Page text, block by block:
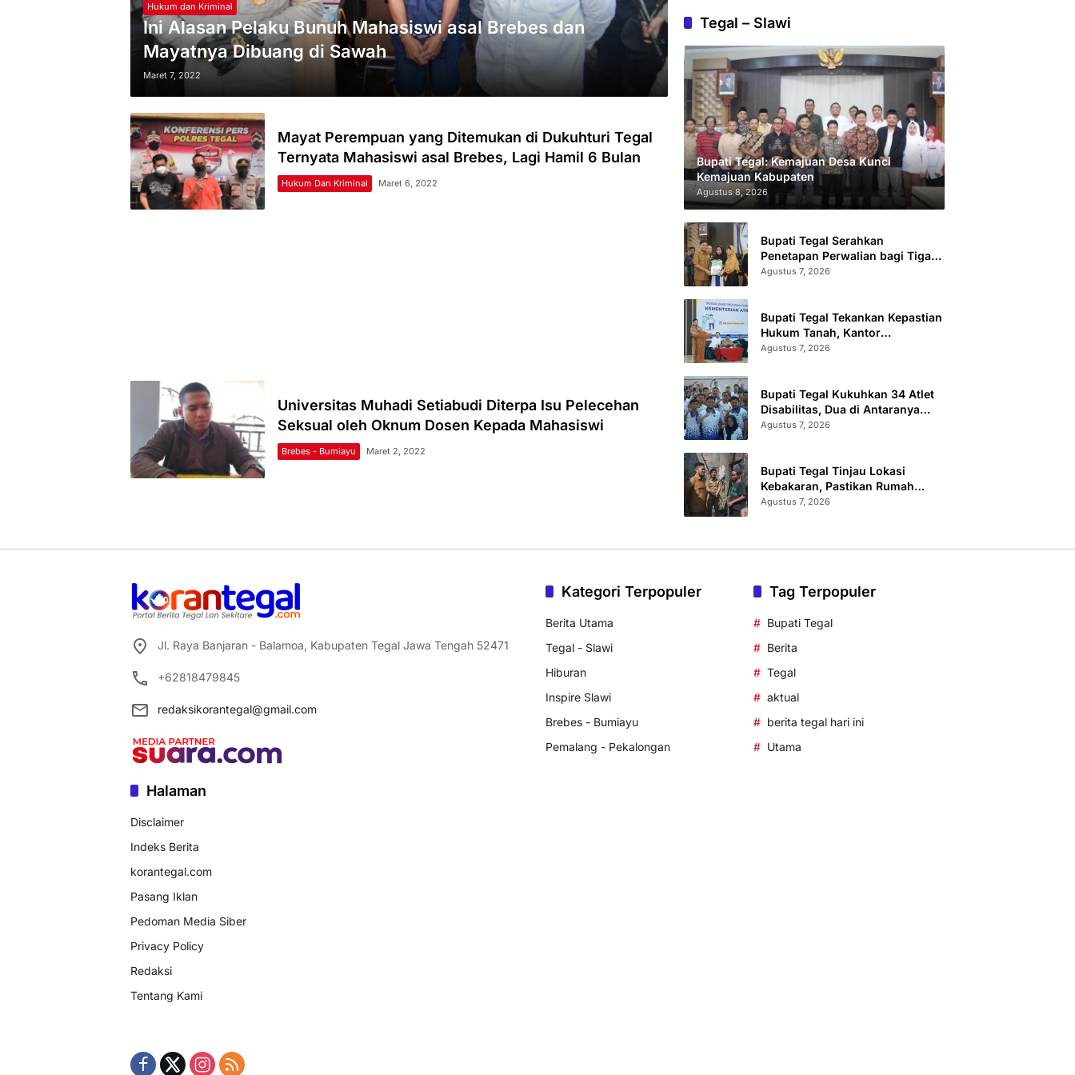
Hukum dan Kriminal
Ini Alasan Pelaku Bunuh Mahasiswi asal Brebes dan
Mayatnya Dibuang di Sawah
Maret 7, 2022
Mayat Perempuan yang Ditemukan di Dukuhturi Tegal
Ternyata Mahasiswi asal Brebes, Lagi Hamil 6 Bulan
Hukum Dan Kriminal Maret 6, 2022
Universitas Muhadi Setiabudi Diterpa Isu Pelecehan
Seksual oleh Oknum Dosen Kepada Mahasiswi
Brebes - Bumiayu Maret 2, 2022
Tegal – Slawi
Bupati Tegal: Kemajuan Desa Kunci
Kemajuan Kabupaten
Agustus 8, 2026
Bupati Tegal Serahkan
Penetapan Perwalian bagi Tiga
Anak LKSA
Agustus 7, 2026
Bupati Tegal Tekankan Kepastian
Hukum Tanah, Kantor
Pertanahan Catat 296.869
Agustus 7, 2026
Bupati Tegal Kukuhkan 34 Atlet
Disabilitas, Dua di Antaranya
Berlaga di Level Dunia
Agustus 7, 2026
Bupati Tegal Tinjau Lokasi
Kebakaran, Pastikan Rumah
Korban Diperbaiki
Agustus 7, 2026
Jl. Raya Banjaran - Balamoa, Kabupaten Tegal Jawa Tengah 52471
+62818479845
redaksikorantegal@gmail.com
Halaman
Disclaimer
Indeks Berita
korantegal.com
Pasang Iklan
Pedoman Media Siber
Privacy Policy
Redaksi
Tentang Kami
Kategori Terpopuler
Berita Utama
Tegal - Slawi
Hiburan
Inspire Slawi
Brebes - Bumiayu
Pemalang - Pekalongan
Tag Terpopuler
Bupati Tegal
Berita
Tegal
aktual
berita tegal hari ini
Utama